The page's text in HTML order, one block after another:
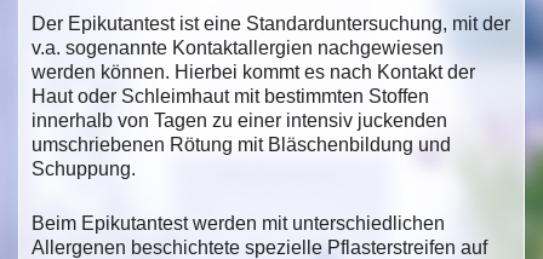
Der Epikutantest ist eine Standarduntersuchung, mit der
v.a. sogenannte Kontaktallergien nachgewiesen
werden können. Hierbei kommt es nach Kontakt der
Haut oder Schleimhaut mit bestimmten Stoffen
innerhalb von Tagen zu einer intensiv juckenden
umschriebenen Rötung mit Bläschenbildung und
Schuppung.
Beim Epikutantest werden mit unterschiedlichen
Allergenen beschichtete spezielle Pflasterstreifen auf